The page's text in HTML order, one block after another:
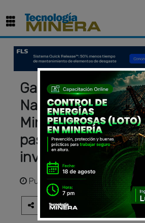
Gavelán: Aprobar
Nacional
Minería al 2050
paso para
inversiones
Publicadohace 1 año